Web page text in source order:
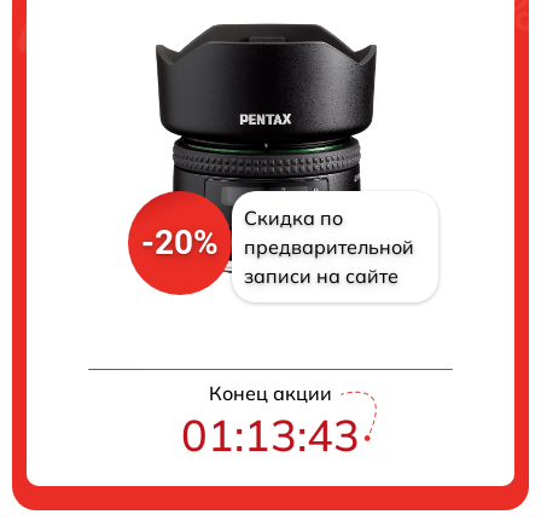
-20%
Скидка по
предварительной
записи на сайте
Конец акции
01:13:42